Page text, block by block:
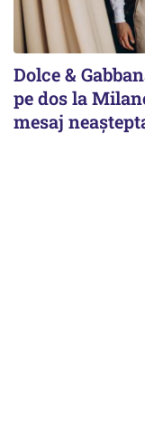
Dolce &
pe dos la
mesaj